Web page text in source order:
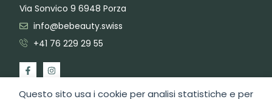
Questo sito usa i cookie per analisi statistiche e per
Via Sonvico 9 6948 Porza
info@bebeauty.swiss
+41 76 229 29 55